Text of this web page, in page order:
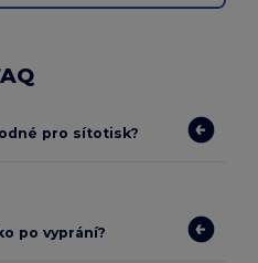
pro sítotisk?
po vyprání?